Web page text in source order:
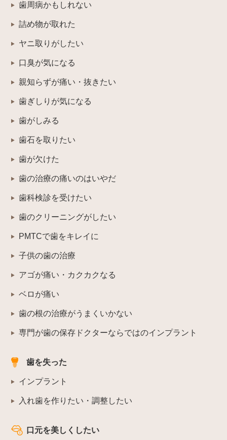
歯周病かもしれない
詰め物が取れた
ヤニ取りがしたい
口臭が気になる
親知らずが痛い・抜きたい
歯ぎしりが気になる
歯がしみる
歯石を取りたい
歯が欠けた
歯の治療の痛いのはいやだ
歯科検診を受けたい
歯のクリーニングがしたい
PMTCで歯をキレイに
子供の歯の治療
アゴが痛い・カクカクなる
ベロが痛い
歯の根の治療がうまくいかない
専門が歯の保存ドクターならではのインプラント
歯を失った
インプラント
入れ歯を作りたい・調整したい
口元を美しくしたい